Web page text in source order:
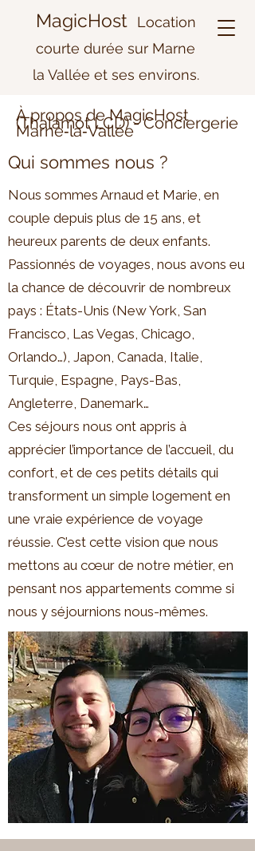
MagicHost
Location
courte durée sur Marne
la Vallée et ses environs.
À propos de MagicHost
(Thalamot LCD) - Conciergerie
Marne‑la‑Vallée
Qui sommes nous ?
Nous sommes Arnaud et Marie, en
couple depuis plus de 15 ans, et
heureux parents de deux enfants.
Passionnés de voyages, nous avons eu
la chance de découvrir de nombreux
pays : États-Unis (New York, San
Francisco, Las Vegas, Chicago,
Orlando…), Japon, Canada, Italie,
Turquie, Espagne, Pays-Bas,
Angleterre, Danemark…
Ces séjours nous ont appris à
apprécier l’importance de l’accueil, du
confort, et de ces petits détails qui
transforment un simple logement en
une vraie expérience de voyage
réussie. C’est cette vision que nous
mettons au cœur de notre métier, en
pensant nos appartements comme si
nous y séjournions nous-mêmes.